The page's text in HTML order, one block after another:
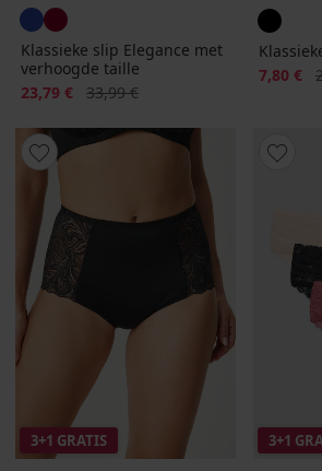
Klassieke slip Elegance met
verhoogde taille
Korting
23,79 € Oorspronkelijke prijs
33,99 €
Korting
7,80 €
3+1 GRATIS 3+1